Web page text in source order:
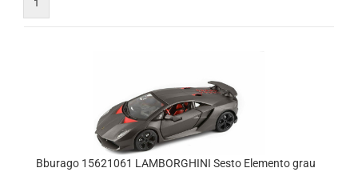
1
Bburago 15621061 LAMBORGHINI Sesto Elemento grau